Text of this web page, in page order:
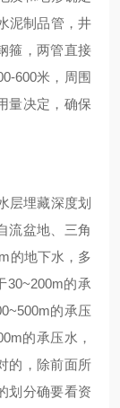
泥制品管，井
箍，两管直接
600米，周围
量决定，确保
层埋藏深度划
流盆地、三角
的地下水，多
30~200m的承
的承压
的承压水，
的，除前面所
划分确要看资